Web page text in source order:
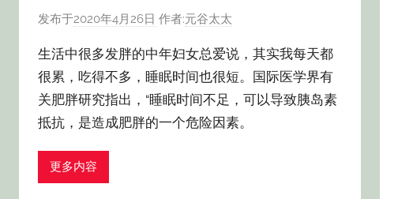
发布于2020年4月26日 作者:元谷太太
生活中很多发胖的中年妇女总爱说，其实我每天都
很累，吃得不多，睡眠时间也很短。国际医学界有
关肥胖研究指出，“睡眠时间不足，可以导致胰岛素
抵抗，是造成肥胖的一个危险因素。
更多内容